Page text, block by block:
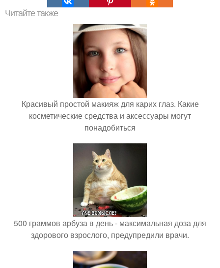
Читайте также
Красивый простой макияж для карих глаз. Какие
косметические средства и аксессуары могут
понадобиться
500 граммов арбуза в день - максимальная доза для
здорового взрослого, предупредили врачи.